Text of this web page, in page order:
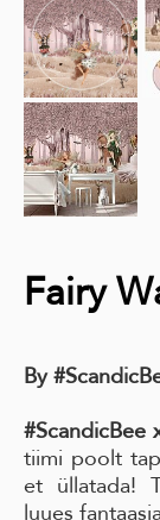
Fairy
By
#ScandicBee
tiimi poolt
et üllatada!
luues